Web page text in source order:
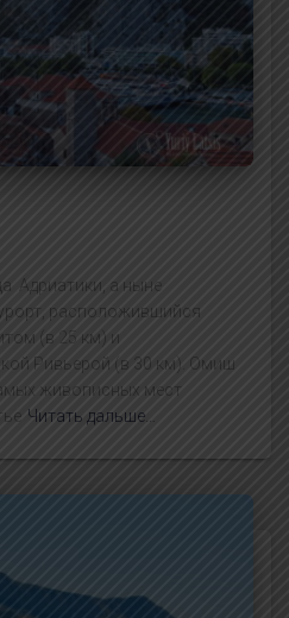
Адриатики, а ныне
расположившийся
(в 25 км) и
Ривьерой (в 30 км). Омиш
живописных мест
Читать дальше…